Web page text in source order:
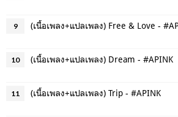
9 (เนื้อเพลง+แปลเพลง) Free & Love -
10 (เนื้อเพลง+แปลเพลง) Dream - #APINK
11 (เนื้อเพลง+แปลเพลง) Trip - #APINK